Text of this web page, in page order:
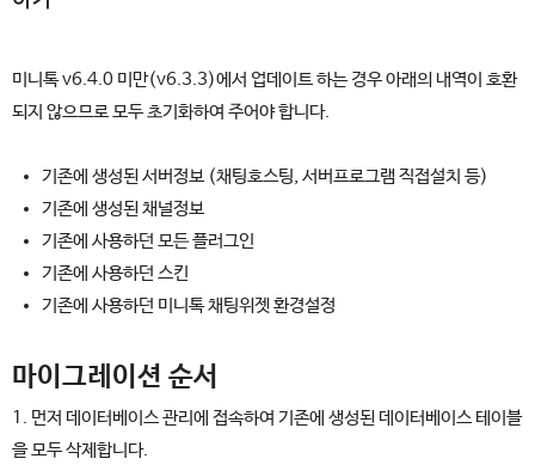
미니톡 v6.4.0 미만(v6.3.3)에서 업데이트 하는 경우 아래의 내역이 호환
되지 않으므로 모두 초기화하여 주어야 합니다.
기존에 생성된 서버정보 (채팅호스팅, 서버프로그램 직접설치 등)
기존에 생성된 채널정보
기존에 사용하던 모든 플러그인
기존에 사용하던 스킨
기존에 사용하던 미니톡 채팅위젯 환경설정
마이그레이션 순서
1. 먼저 데이터베이스 관리에 접속하여 기존에 생성된 데이터베이스 테이블
을 모두 삭제합니다.